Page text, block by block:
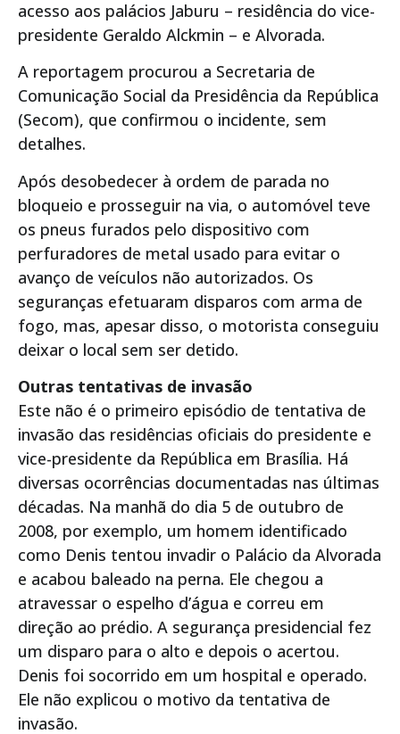
acesso aos palácios Jaburu – residência do vice-
presidente Geraldo Alckmin – e Alvorada.
A reportagem procurou a Secretaria de
Comunicação Social da Presidência da República
(Secom), que confirmou o incidente, sem
detalhes.
Após desobedecer à ordem de parada no
bloqueio e prosseguir na via, o automóvel teve
os pneus furados pelo dispositivo com
perfuradores de metal usado para evitar o
avanço de veículos não autorizados. Os
seguranças efetuaram disparos com arma de
fogo, mas, apesar disso, o motorista conseguiu
deixar o local sem ser detido.
Outras tentativas de invasão
Este não é o primeiro episódio de tentativa de
invasão das residências oficiais do presidente e
vice-presidente da República em Brasília. Há
diversas ocorrências documentadas nas últimas
décadas. Na manhã do dia 5 de outubro de
2008, por exemplo, um homem identificado
como Denis tentou invadir o Palácio da Alvorada
e acabou baleado na perna. Ele chegou a
atravessar o espelho d’água e correu em
direção ao prédio. A segurança presidencial fez
um disparo para o alto e depois o acertou.
Denis foi socorrido em um hospital e operado.
Ele não explicou o motivo da tentativa de
invasão.